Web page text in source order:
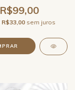
R$99,00
R$33,00 sem juros